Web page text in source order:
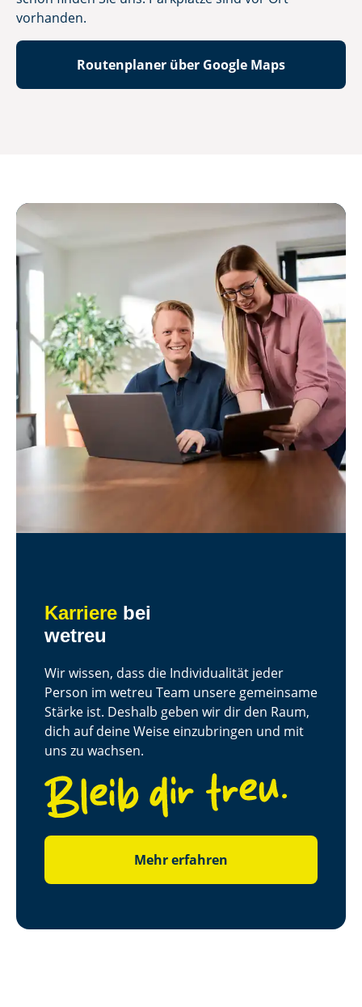
vorhanden.
Routenplaner über Google Maps
Karriere bei
wetreu
Wir wissen, dass die Individualität jeder
Person im wetreu Team unsere gemeinsame
Stärke ist. Deshalb geben wir dir den Raum,
dich auf deine Weise einzubringen und mit
uns zu wachsen.
Mehr erfahren